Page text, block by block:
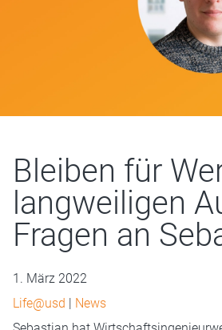
Bleiben für
langweiligen
Fragen an
1. März 2022
Life@usd | News